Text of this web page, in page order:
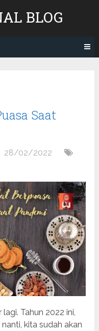
BLOG
Saat
28/02/2022
Tahun 2022 ini,
kita sudah akan